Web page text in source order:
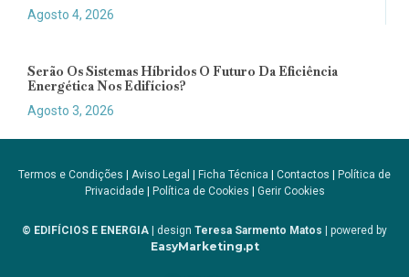
Agosto 4, 2026
Serão Os Sistemas Híbridos O Futuro Da Eficiência
Energética Nos Edifícios?
Agosto 3, 2026
Termos e Condições Aviso Legal Ficha Técnica Contactos
Política de
Privacidade| Política de Cookies Gerir Cookies
© EDIFÍCIOS E ENERGIA | design Teresa Sarmento Matos | powered by
EasyMarketing.pt